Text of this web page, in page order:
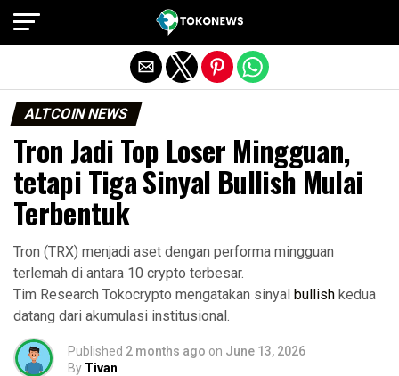
ALTCOIN NEWS
Tron Jadi Top Loser Mingguan,
tetapi Tiga Sinyal Bullish Mulai
Terbentuk
Tron (TRX) menjadi aset dengan performa mingguan
terlemah di antara 10 crypto terbesar.
Tim Research Tokocrypto mengatakan sinyal bullish kedua
datang dari akumulasi institusional.
Published 2 months ago on June 13, 2026
By Tivan
Exit mobile version